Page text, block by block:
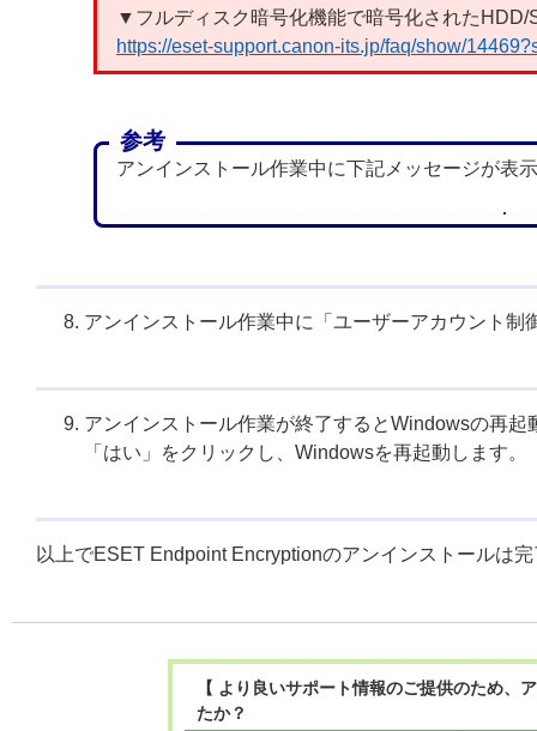
▼フルディスク暗号化機能で暗号化されたHDD/
https://eset-support.canon-its.jp/faq/show/
参考
アンインストール作業中に下記メッセージが表
アンインストール作業中に「ユーザーアカウント
アンインストール作業が終了するとWindowsの再
「はい」をクリックし、Windowsを再起動します。
以上でESET Endpoint Encryptionのアンインストールは
【 より良いサポート情報のご提供のため
たか？